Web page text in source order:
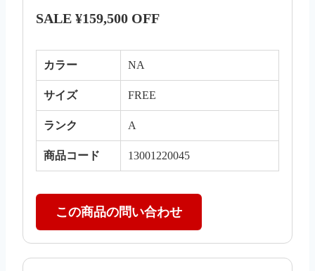
SALE ¥159,500 OFF
カラー NA
サイズ FREE
ランク A
商品コード 13001220045
この商品の問い合わせ